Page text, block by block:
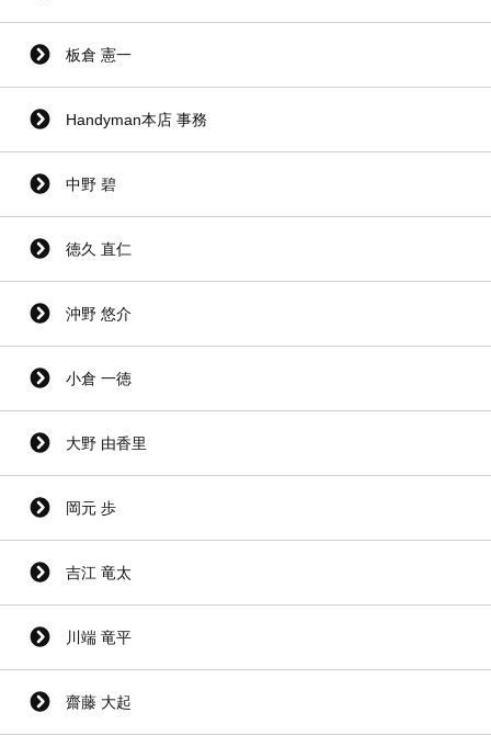
板倉 憲一
Handyman本店 事務
中野 碧
徳久 直仁
沖野 悠介
小倉 一徳
大野 由香里
岡元 歩
吉江 竜太
川端 竜平
齋藤 大起